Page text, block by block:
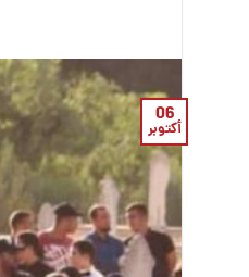
06
أكتوبر